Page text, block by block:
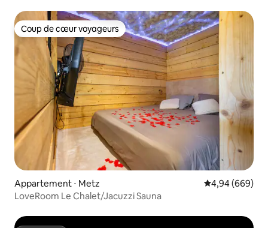
Coup de cœur voyageurs
Coup de cœur voyageurs
Appartement ⋅ Metz Évaluation
4,94 (669)
LoveRoom Le Chalet/Jacuzzi Sauna